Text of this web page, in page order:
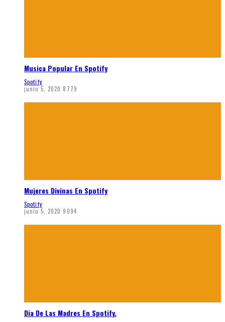
Musica Popular En Spotify
Spotify
junio 5, 2020 8779
Mujeres Divinas En Spotify
Spotify
junio 5, 2020 9094
Dia De Las Madres En Spotify.